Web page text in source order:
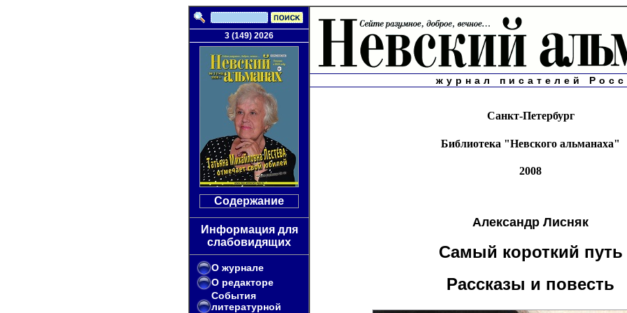
3 (149) 2026
Содержание
Информация для
слабовидящих
О журнале
О редакторе
События
литературной
журнал писателей
Санкт-Петербург
Библиотека "Невского альманаха"
2008
Александр Лисняк
Самый короткий путь
Рассказы и повесть